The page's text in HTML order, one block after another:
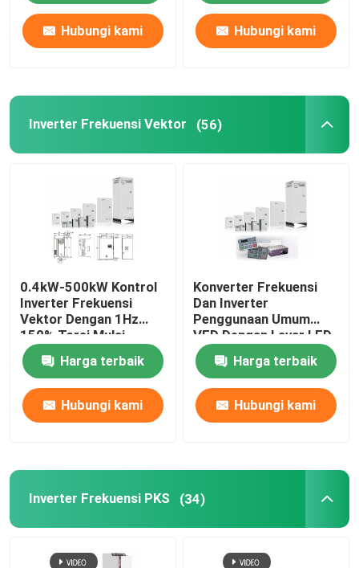
Hubungi kami Hubungi kami
Inverter Frekuensi Vektor (56)
0.4kW-500kW Kontrol
Inverter Frekuensi
Vektor Dengan 1Hz
150% Torsi Mulai
Operasi Ketinggian
Rating 1000m
Harga terbaik
Hubungi kami
Konverter Frekuensi
Dan Inverter
Penggunaan Umum
VFD Dengan Layar LED
Untuk Pompa Lapangan
MinyakHarga terbaik
Hubungi kami
Inverter Frekuensi PKS (34)